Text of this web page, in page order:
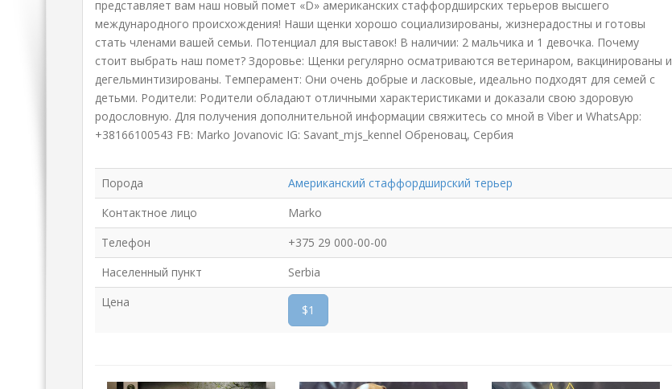
представляет вам наш новый помет «D» американских стаффордширских терьеров высшего
международного происхождения! Наши щенки хорошо социализированы, жизнерадостны и готовы
стать членами вашей семьи. Потенциал для выставок! В наличии: 2 мальчика и 1 девочка. Почему
стоит выбрать наш помет? Здоровье: Щенки регулярно осматриваются ветеринаром, вакцинированы и
дегельминтизированы. Темперамент: Они очень добрые и ласковые, идеально подходят для семей с
детьми. Родители: Родители обладают отличными характеристиками и доказали свою здоровую
родословную. Для получения дополнительной информации свяжитесь со мной в Viber и WhatsApp:
+38166100543 FB: Marko Jovanovic IG: Savant_mjs_kennel Обреновац, Сербия
Порода
Американский стаффордширский терьер
Контактное лицо
Marko
Телефон
+375 29 000-00-00
Населенный пункт
Serbia
Цена
$1